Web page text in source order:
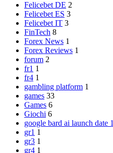
Felicebet DE 2
Felicebet ES 3
Felicebet IT 3
FinTech 8
Forex News 1
Forex Reviews 1
forum 2
fr1 1
fr4 1
gambling platform 1
games 33
Games 6
Giochi 6
google bard ai launch date 1
gr1 1
gr3 1
gr4 1